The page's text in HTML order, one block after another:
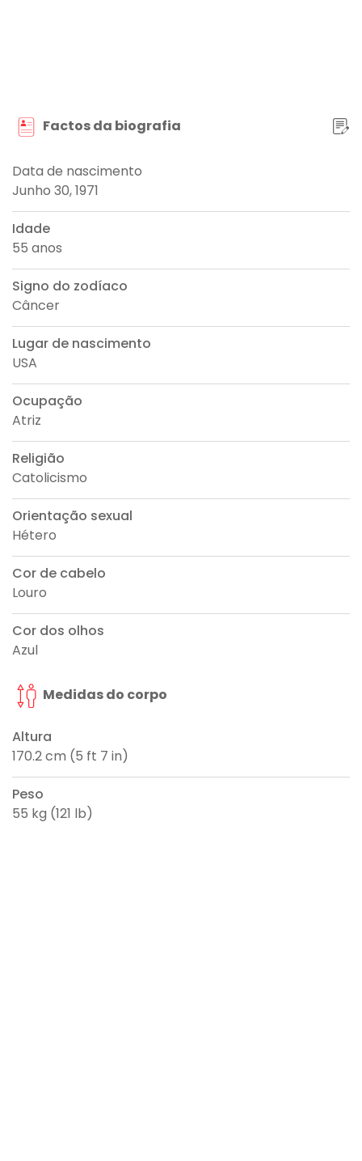
Factos da biografia
Data de nascimento
Junho 30, 1971
Idade
55 anos
Signo do zodíaco
Câncer
Lugar de nascimento
USA
Ocupação
Atriz
Religião
Catolicismo
Orientação sexual
Hétero
Cor de cabelo
Louro
Cor dos olhos
Azul
Medidas do corpo
Altura
170.2 cm (5 ft 7 in)
Peso
55 kg (121 lb)